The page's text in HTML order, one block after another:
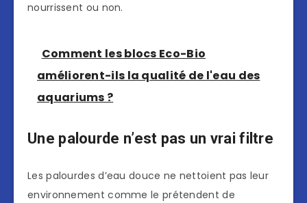
nourrissent ou non.
Comment les blocs Eco-Bio
améliorent-ils la qualité de l'eau des
aquariums ?
Une palourde n’est pas un vrai filtre
Les palourdes d’eau douce ne nettoient pas leur
environnement comme le prétendent de